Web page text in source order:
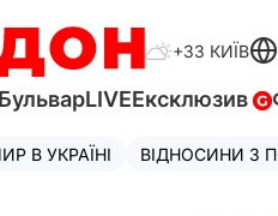
+33 КИЇВ
БульварLIVEЕксклюзив
В УКРАЇНІ ВІДНОСИНИ З